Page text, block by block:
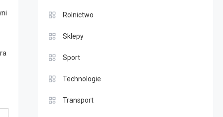
Rolnictwo
Sklepy
Sport
Technologie
Transport